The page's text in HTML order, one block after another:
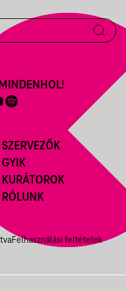
SZERVEZŐK
GYIK
KURÁTOROK
RÓLUNK
Felhasználási feltételek